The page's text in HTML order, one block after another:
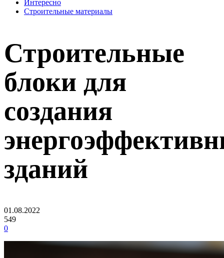
Интересно
Строительные материалы
Строительные
блоки для
создания
зданий
01.08.2022
549
0